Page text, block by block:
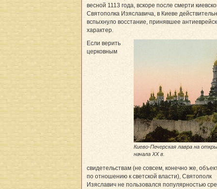
весной 1113 года, вскоре после смерти
Святополка Изяславича, в Киеве
вспыхнуло восстание, принявшее
характер.
Киево-Печерская лавра на
начала ХХ в.
Если верить
церковным
свидетельствам (не совсем, конечно же,
по отношению к светской власти), Святополк
Изяславич не пользовался популярностью